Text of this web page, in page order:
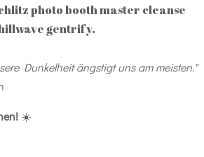
photo booth master cleanse
gentrify.
Dunkelheit ängstigt uns am meisten."
☀️